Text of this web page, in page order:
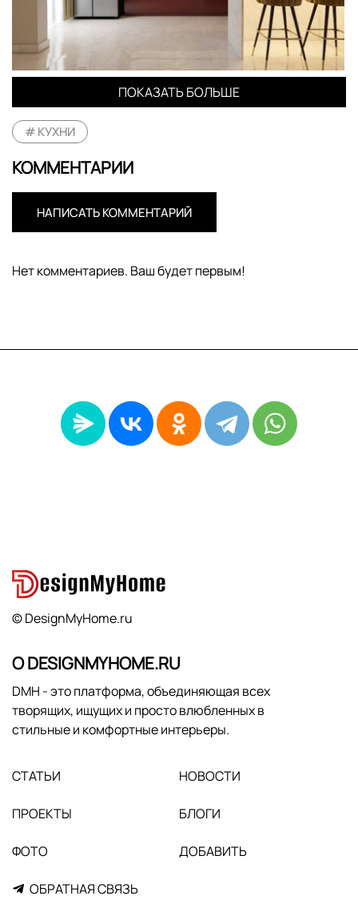
ПОКАЗАТЬ БОЛЬШЕ
КУХНИ
КОММЕНТАРИИ
НАПИСАТЬ КОММЕНТАРИЙ
Нет комментариев. Ваш будет первым!
© DesignMyHome.ru
О DESIGNMYHOME.RU
DMH - это платформа, объединяющая всех
творящих, ищущих и просто влюбленных в
стильные и комфортные интерьеры.
СТАТЬИ НОВОСТИ
ПРОЕКТЫ БЛОГИ
ФОТО ДОБАВИТЬ
ОБРАТНАЯ СВЯЗЬ